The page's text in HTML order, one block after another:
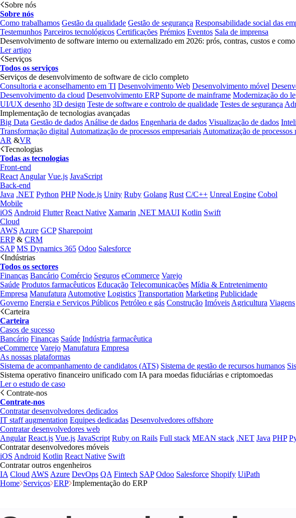
Sobre nós
Sobre nós
Como trabalhamos Gestão da qualidade Gestão de segurança Responsabilidade social das
Testemunhos Parceiros tecnológicos Certificações Prémios Eventos Sala de imprensa
Desenvolvimento de software interno ou externalizado em 2026: prós, contras, custos e
Ler artigo
Serviços
Todos os serviços
Serviços de desenvolvimento de software de ciclo completo
Consultoria e aconselhamento em TI Desenvolvimento Web Desenvolvimento móvel
Desenvolvimento da cloud Desenvolvimento ERP Suporte de mainframe Modernização do
UI/UX desenho 3D design Teste de software e controlo de qualidade Testes de segurança
Implementação de tecnologias avançadas
Big Data Gestão de dados Análise de dados Engenharia de dados Visualização de dados
Transformação digital Automatização de processos empresariais Automatização de processos
AR &VR
Tecnologias
Todas as tecnologias
Front-end
React Angular Vue.js JavaScript
Back-end
Java .NET Python PHP Node.js Unity Ruby Golang Rust C/C++ Unreal Engine Cobol
Mobile
iOS Android Flutter React Native Xamarin .NET MAUI Kotlin Swift
Cloud
AWS Azure GCP Sharepoint
ERP& CRM
SAP MS Dynamics 365 Odoo Salesforce
Indústrias
Todos os sectores
Finanças Bancário Comércio Seguros eCommerce Varejo
Saúde Produtos farmacêuticos Educação Telecomunicações Mídia & Entretenimento
Empresa Manufatura Automotive Logistics Transportation Marketing Publicidade
Governo Energia e Serviços Públicos Petróleo e gás Construção Imóveis Agricultura Viagens
Carteira
Carteira
Casos de sucesso
Bancário Finanças Saúde Indústria farmacêutica
eCommerce Varejo Manufatura Empresa
As nossas plataformas
Sistema de acompanhamento de candidatos (ATS) Sistema de gestão de recursos humanos
Sistema operativo financeiro unificado com IA para moedas fiduciárias e criptomoedas
Ler o estudo de caso
Contrate-nos
Contrate-nos
Contratar desenvolvedores dedicados
IT staff augmentation Equipes dedicadas Desenvolvedores offshore
Contratar desenvolvedores web
Angular React.js Vue.js JavaScript Ruby on Rails Full stack MEAN stack .NET Java PHP
Contratar desenvolvedores móveis
iOS Android Kotlin React Native Swift
Contratar outros engenheiros
IA Cloud AWS Azure DevOps QA Fintech SAP Odoo Salesforce Shopify UiPath
Home Serviços ERP Implementação do ERP